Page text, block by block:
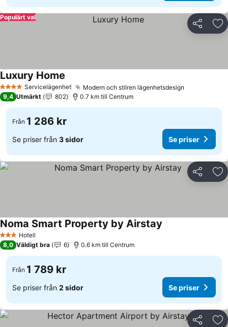
Dela
Populärt val
4 StjärnorServicelägenhet Modern och stilren lägenhetsdesign
Luxury Home
9,4 Utmärkt 802 0.7 km till Centrum
Från 1 286 kr
Se priser från 3 sidor Se priser
Dela
3 StjärnorHotell
Noma Smart Property by Airstay
8,0 Väldigt bra 6 0.6 km till Centrum
Från 1 789 kr
Se priser från 2 sidor Se priser
Dela